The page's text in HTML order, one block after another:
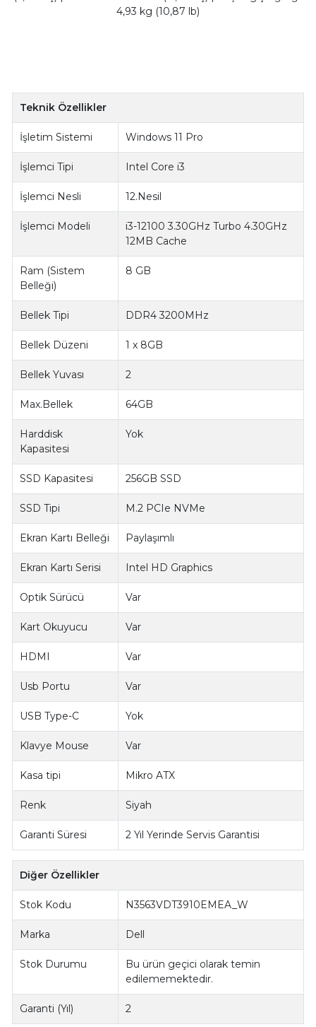
4,93 kg (10,87 lb)
Teknik Özellikler
İşletim Sistemi Windows 11 Pro
İşlemci Tipi Intel Core i3
İşlemci Nesli 12.Nesil
İşlemci Modeli
i3-12100 3.30GHz Turbo 4.30GHz
12MB Cache
Ram (Sistem
Belleği)
8 GB
Bellek Tipi DDR4 3200MHz
Bellek Düzeni 1 x 8GB
Bellek Yuvası 2
Max.Bellek 64GB
Harddisk
Kapasitesi
Yok
SSD Kapasitesi 256GB SSD
SSD Tipi M.2 PCIe NVMe
Ekran Kartı Belleği Paylaşımlı
Ekran Kartı Serisi Intel HD Graphics
Optik Sürücü Var
Kart Okuyucu Var
HDMI Var
Usb Portu Var
USB Type-C Yok
Klavye Mouse Var
Kasa tipi Mikro ATX
Renk Siyah
Garanti Süresi 2 Yıl Yerinde Servis Garantisi
Diğer Özellikler
Stok Kodu N3563VDT3910EMEA_W
Marka Dell
Stok Durumu
Bu ürün geçici olarak temin
edilememektedir.
Garanti (Yıl) 2